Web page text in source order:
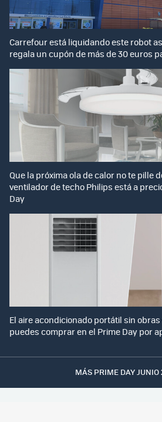
Carrefour está liquidando este robot
regala un cupón de más de 30 euros
Que la próxima ola de calor no te pille
ventilador de techo Philips está a
Day
El aire acondicionado portátil sin
puedes comprar en el Prime Day por
MÁS PRIME DAY